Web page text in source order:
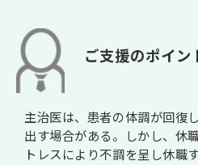
ご支援のポイン
主治医は、患者の体調が回復
出す場合がある。しかし、休
トレスにより不調を呈し休職